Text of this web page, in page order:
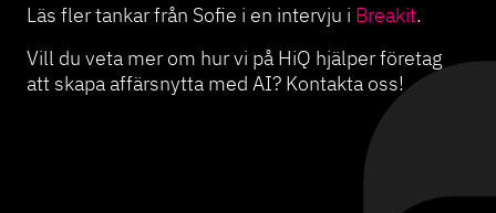
Läs fler tankar från Sofie i en intervju i Breakit.
Vill du veta mer om hur vi på HiQ hjälper företag
att skapa affärsnytta med AI? Kontakta oss!